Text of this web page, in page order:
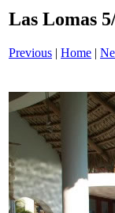
Las Lomas
Previous | Home |